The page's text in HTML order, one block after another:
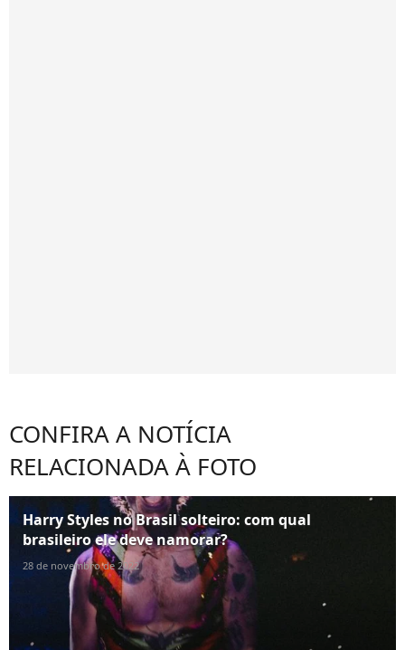
CONFIRA A NOTÍCIA
RELACIONADA À FOTO
Harry Styles no Brasil solteiro: com qual
brasileiro ele deve namorar?
28 de novembro de 2022